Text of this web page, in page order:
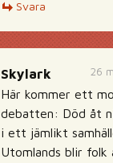
Svara
26
Skylark
Här kommer ett
debatten: Död åt
i ett jämlikt
Utomlands blir folk